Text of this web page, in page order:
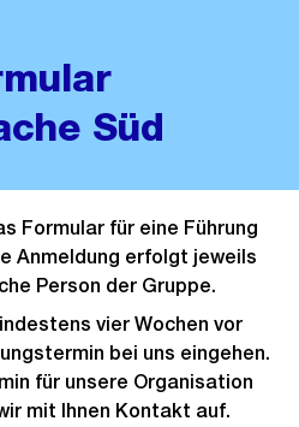
Süd
Formular für eine Führung
Anmeldung erfolgt jeweils
Person der Gruppe.
vier Wochen vor
bei uns eingehen.
für unsere Organisation
mit Ihnen Kontakt auf.